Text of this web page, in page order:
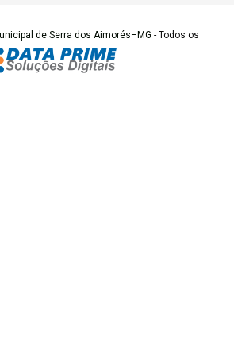
de Serra dos Aimorés–MG - Todos os